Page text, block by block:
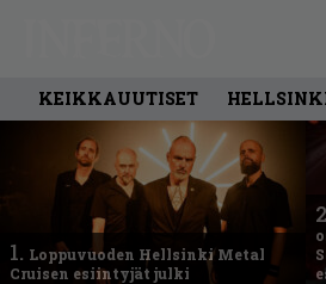
KEIKKAUUTISET
1. Loppuvuoden Hellsinki Metal
Cruisen esiintyjät julki